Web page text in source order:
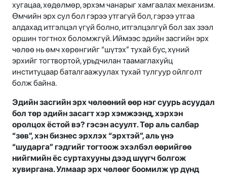
хугацаа, хөдөлмөр, эрхэм чанарыг хамгаалах механизм.
Өмчийн эрх сул бол гэрээ утгагүй бол, гэрээ утгаа
алдахад итгэлцэл үгүй болно, итгэлцэлгүй бол зах зээл
оршин тогтнох боломжгүй. Иймээс эдийн засгийн эрх
чөлөө нь өмч хөрөнгийг “шүтэх” тухай бус, хүний
эрхийг тогтвортой, урьдчилан таамаглахуйц
институцаар баталгаажуулах тухай тулгуур ойлголт
болж байна.
Эдийн засгийн эрх чөлөөний өөр нэг суурь асуудал
бол төр эдийн засагт хэр хэмжээнд, хэрхэн
оролцох ёстой вэ? гэсэн асуулт. Төр аль салбар
“зөв”, хэн бизнес эрхлэх “эрхтэй”, аль үнэ
“шударга” гэдгийг тогтоож эхэлбэл өөрийгөө
нийгмийн ёс суртахууны дээд шүүгч болгож
хувиргана. Улмаар эрх чөлөөг боомилж үр дүнд